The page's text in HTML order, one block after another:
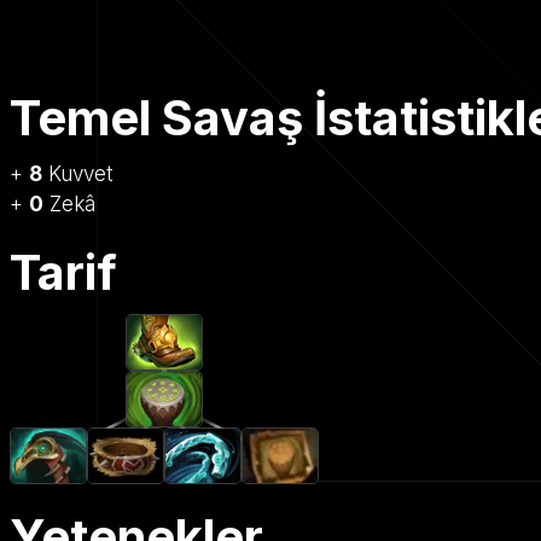
Temel Savaş
+ 8 Kuvvet
+ 0 Zekâ
Tarif